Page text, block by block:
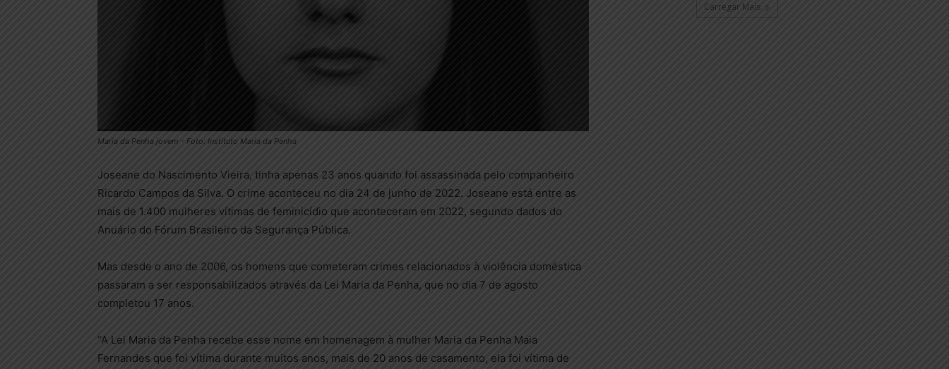
Maria da Penha jovem - Foto: Instituto Maria da Penha
Joseane do Nascimento Vieira, tinha apenas 23 anos quando foi assassinada pelo companheiro
Ricardo Campos da Silva. O crime aconteceu no dia 24 de junho de 2022. Joseane está entre as
mais de 1.400 mulheres vítimas de feminicídio que aconteceram em 2022, segundo dados do
Anuário do Fórum Brasileiro da Segurança Pública.
Mas desde o ano de 2006, os homens que cometeram crimes relacionados à violência doméstica
passaram a ser responsabilizados através da Lei Maria da Penha, que no dia 7 de agosto
completou 17 anos.
“A Lei Maria da Penha recebe esse nome em homenagem à mulher Maria da Penha Maia
Fernandes que foi vítima durante muitos anos, mais de 20 anos de casamento, ela foi vítima de
Carregar Mais